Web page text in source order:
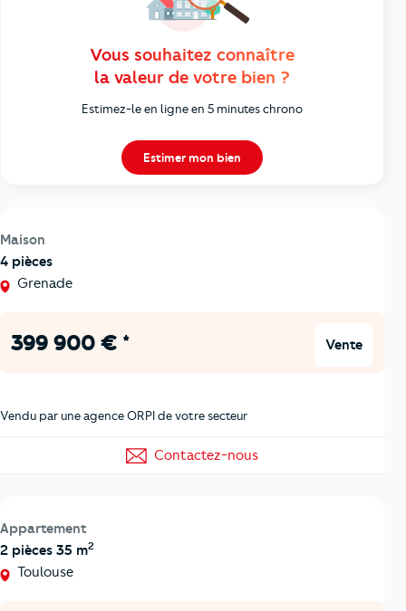
Vous souhaitez connaître
la valeur de votre bien ?
Estimez-le en ligne en 5 minutes chrono
Estimer mon bien
Maison
4 pièces
Grenade
399 900 € * Vente
Vendu par une agence ORPI de votre secteur
Contactez-nous
Appartement
2 pièces 35 m2
Toulouse